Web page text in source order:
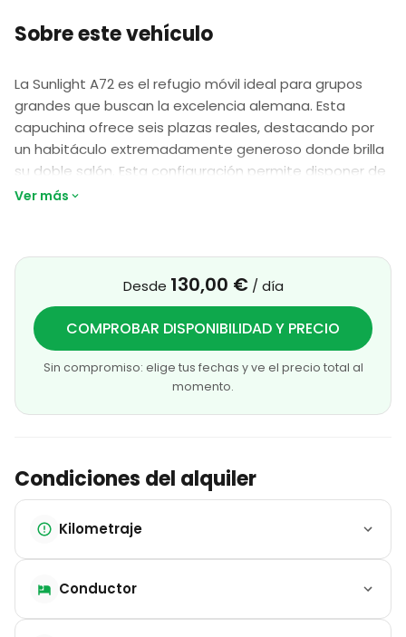
Sobre este vehículo
La Sunlight A72 es el refugio móvil ideal para grupos
grandes que buscan la excelencia alemana. Esta
capuchina ofrece seis plazas reales, destacando por
un habitáculo extremadamente generoso donde brilla
su doble salón. Esta configuración permite disponer de
dos zonas de comedor separadas, facilitando la
En la zona posterior, cuenta con un sistema de literas
transversales muy versátil: la cama inferior es abatible,
lo que ofrece la posibilidad de ampliar el garaje trasero
según las necesidades de carga. Con una enorme
cama fija sobre la cabina y acabados de alta
resistencia, la A72 garantiza que viajar en familia sea
sinónimo de libertad, orden y espacio para todo el
equipo de aventura.
Ver más
Desde 130,00 € / día
COMPROBAR DISPONIBILIDAD Y PRECIO
Sin compromiso: elige tus fechas y ve el precio total al
momento.
Condiciones del alquiler
Kilometraje
Conductor